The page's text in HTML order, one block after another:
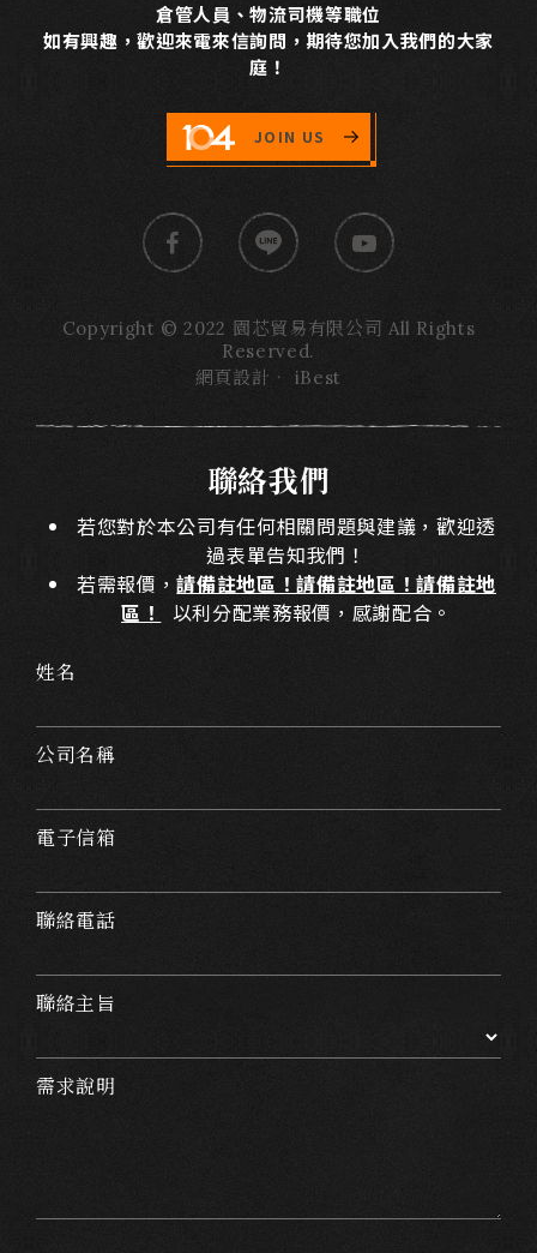
倉管人員、物流司機等職位
如有興趣，歡迎來電來信詢問，期待您加入我們的大家
庭！
JOIN US
Copyright © 2022 園芯貿易有限公司 All Rights
Reserved.
網頁設計 ‧ iBest
聯絡我們
若您對於本公司有任何相關問題與建議，歡迎透
過表單告知我們！
若需報價，請備註地區！請備註地區！請備註地
區！
以利分配業務報價，感謝配合。
姓名
公司名稱
電子信箱
聯絡電話
聯絡主旨
需求說明